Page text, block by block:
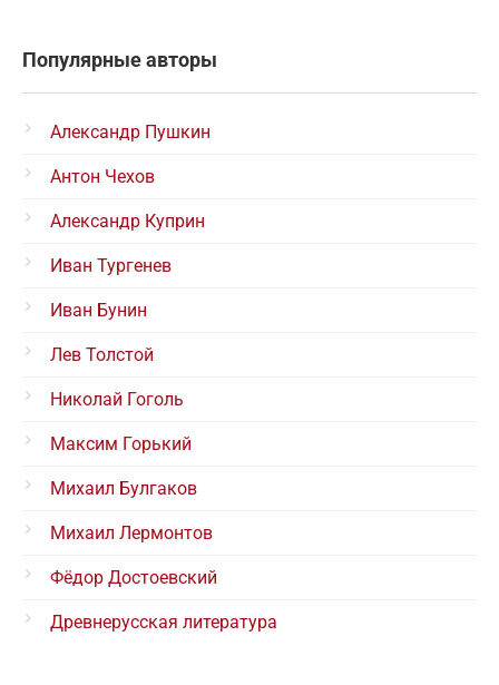
Популярные авторы
Александр Пушкин
Антон Чехов
Александр Куприн
Иван Тургенев
Иван Бунин
Лев Толстой
Николай Гоголь
Максим Горький
Михаил Булгаков
Михаил Лермонтов
Фёдор Достоевский
Древнерусская литература